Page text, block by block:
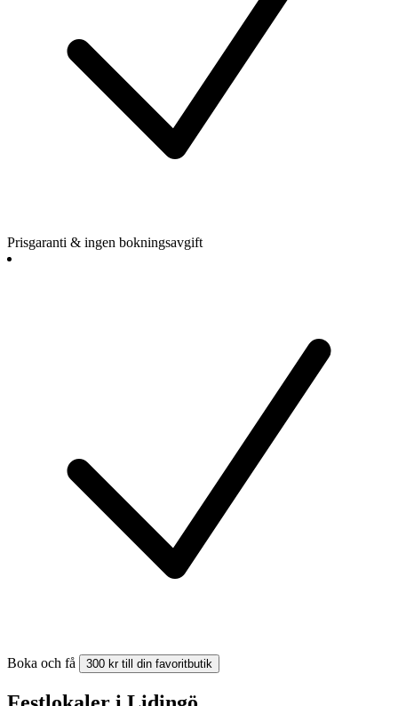
Prisgaranti & ingen bokningsavgift
Boka och få 300 kr till din favoritbutik